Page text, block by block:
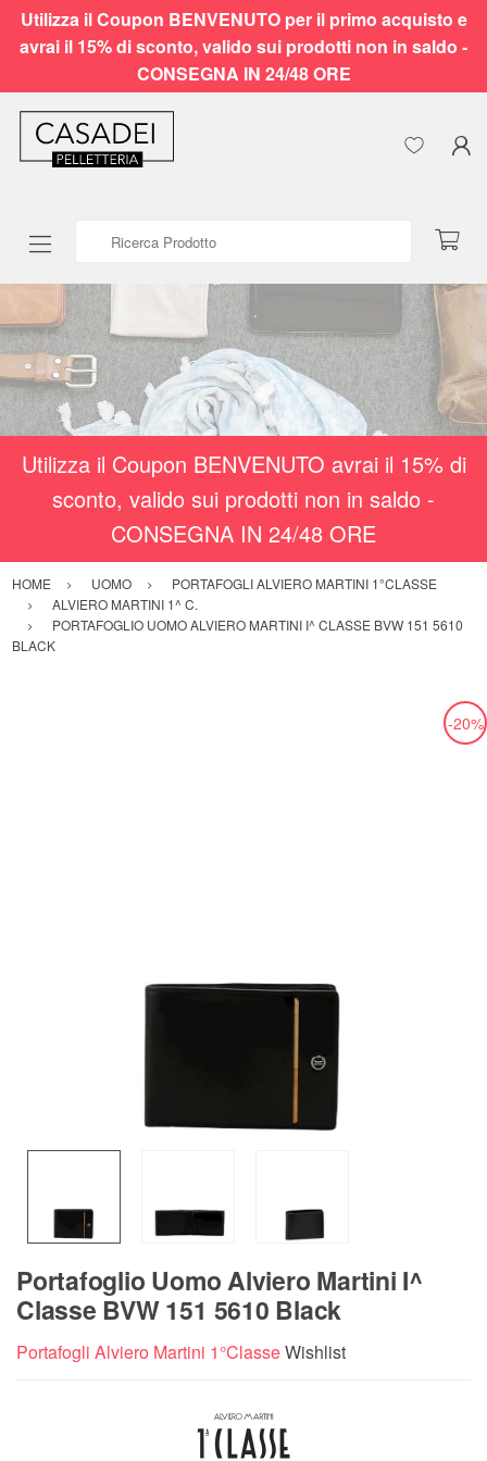
Utilizza il Coupon BENVENUTO per il primo acquisto e
avrai il 15% di sconto, valido sui prodotti non in saldo -
CONSEGNA IN 24/48 ORE
Utilizza il Coupon BENVENUTO avrai il 15% di
sconto, valido sui prodotti non in saldo -
CONSEGNA IN 24/48 ORE
HOME UOMO
PORTAFOGLI ALVIERO MARTINI 1°CLASSE
ALVIERO MARTINI 1^ C.
PORTAFOGLIO UOMO ALVIERO MARTINI I^ CLASSE BVW 151 5610
BLACK
-20%
Portafoglio Uomo Alviero Martini I^
Classe BVW 151 5610 Black
Portafogli Alviero Martini 1°ClasseWishlist